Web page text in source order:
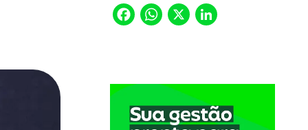
Facebook
WhatsApp
X